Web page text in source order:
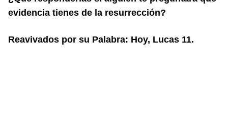
evidencia tienes de la resurrección?
Reavivados por su Palabra: Hoy, Lucas 11.